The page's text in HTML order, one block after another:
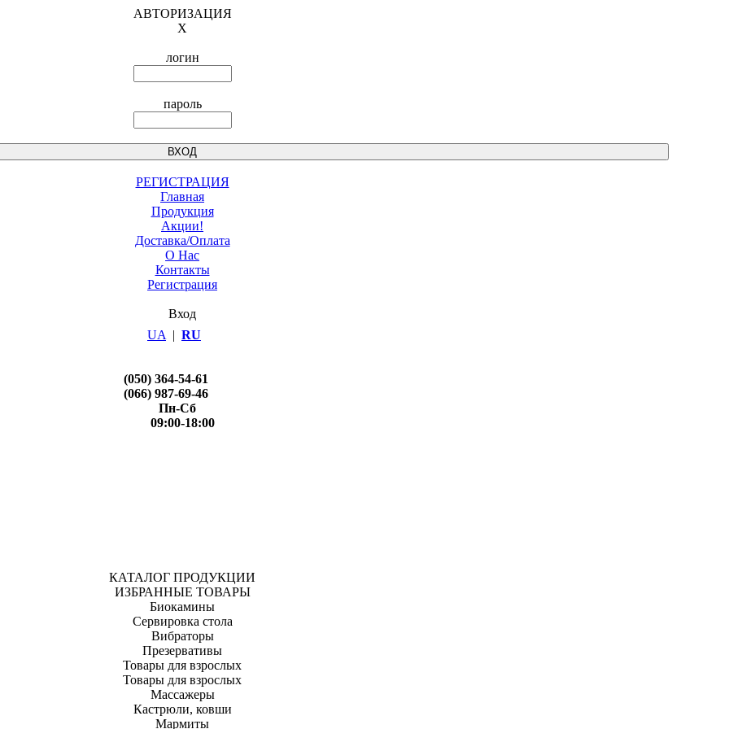
АВТОРИЗАЦИЯ
X
логин
пароль
РЕГИСТРАЦИЯ
Главная
Продукция
Акции!
Доставка/Оплата
О Нас
Контакты
Регистрация
Вход
UA | RU
(050) 364-54-61
(066) 987-69-46
Пн-Сб
09:00-18:00
КАТАЛОГ ПРОДУКЦИИ
ИЗБРАННЫЕ ТОВАРЫ
Биокамины
Сервировка стола
Вибраторы
Презервативы
Товары для взрослых
Товары для взрослых
Массажеры
Кастрюли, ковши
Мармиты